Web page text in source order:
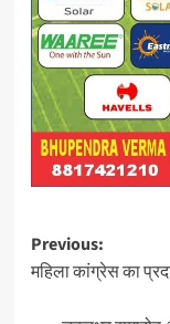
Post
Previous:
महिला कांग्रेस का